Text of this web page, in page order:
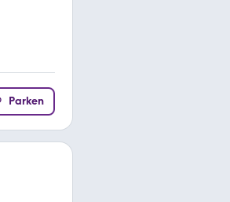
Parken